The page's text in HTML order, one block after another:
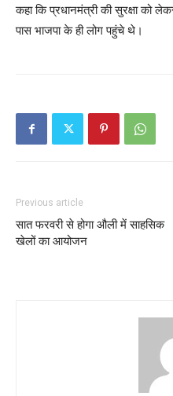
कहा कि प्रधानमंत्री की सुरक्षा को
पास भाजपा के ही लोग पहुंचे थे।
Previous article
सात फरवरी से होगा औली में साहसिक
खेलों का आयोजन